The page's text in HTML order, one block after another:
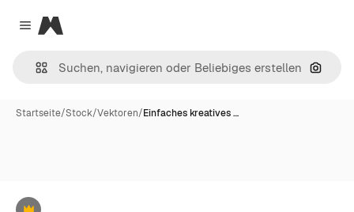
Close menu
Magnific
Nach
Startseite/Stock/Vektoren/Einfaches kreatives …